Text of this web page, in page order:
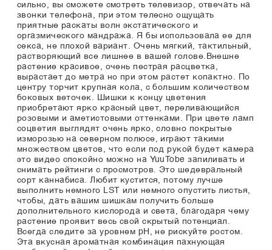
сильно, вы сможете смотреть телевизор, отвечать на
звонки телефона, при этом телесно ощущать
приятные раскаты волн экстатического и
оргазмического мандража. Я бы использовала ее для
секса, не плохой вариант. Очень мягкий, тактильный,
растворяющий все лишнее в вашей голове.Внешне
растение красивое, очень пестрая расцветка,
вырастает до метра но при этом растет копактно. По
центру торчит крупная кола, с большим количеством
боковых веточек. Шишки к концу цветения
приобретают ярко красный цвет, переливающийся
розовыми и аметистовыми оттенками. При цвете ламп
соцветия выглядят очень ярко, словно покрытые
изморозью на северном полюсе, играют такими
множеством цветов, что если под рукой будет камера
это видео спокойно можно на YuuTobe запиливать и
снимать рейтинги с просмотров. Это шедевральный
сорт каннабиса. Любит кустится, потому лучше
выполнить немного LST или немного опустить листья,
чтобы, дать вашим шишкам получить больше
дополнительного кислорода и света, благодаря чему
растение проявит весь свой скрытый потенциал.
Всегда следите за уровнем pH, не рискуйте ростом.
Эта вкусная ароматная комбинация пахнующая